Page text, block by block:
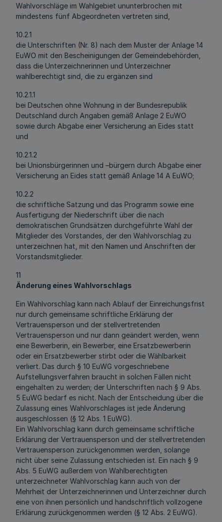
Wahlvorschläge im Wahlgebiet ununterbrochen mit
mindestens fünf Abgeordneten vertreten sind,
10.2.1
die Unterschriften (Nr. 8) nach dem Muster der Anlage 14
EuWO mit den Bescheinigungen der Gemeindebehörden,
dass die Unterzeichnerinnen und Unterzeichner
wahlberechtigt sind, die zu ergänzen sind
10.2.1.1
bei Deutschen ohne Wohnung in der Bundesrepublik
Deutschland durch Angaben gemäß Anlage 2 EuWO
sowie durch Abgabe einer Versicherung an Eides statt
und
10.2.1.2
bei Unionsbürgerinnen und –bürgern durch Abgabe einer
Versicherung an Eides statt gemäß Anlage 14 A EuWO;
10.2.2
die schriftliche Satzung und das Programm sowie eine
Ausfertigung der Niederschrift über die nach
demokratischen Grundsätzen durchgeführte Wahl der
Mitglieder des Vorstandes, der den Wahlvorschlag zu
unterzeichnen hat, mit den Namen und Anschriften der
Vorstandsmitglieder.
11
Änderung eines Wahlvorschlags
Ein Wahlvorschlag kann nach Ablauf der Einreichungsfrist
nur durch gemeinsame schriftliche Erklärung der
Vertrauensperson und der stellvertretenden
Vertrauensperson und nur dann geändert werden, wenn
eine Bewerberin, ein Bewerber, eine Ersatzbewerberin
oder ein Ersatzbewerber stirbt oder die Wählbarkeit
verliert. Das durch § 10 EuWG vorgeschriebene
Aufstellungsverfahren braucht in solchen Fällen nicht
eingehalten zu werden; der Unterschriften nach § 9 Abs.
5 EuWG bedarf es nicht. Nach der Entscheidung über die
Zulassung eines Wahlvorschlages ist jede Änderung
ausgeschlossen (§ 12 Abs. 1 EuWG).
Ein Wahlvorschlag kann durch gemeinsame schriftliche
Erklärung der Vertrauensperson und der stellvertretenden
Vertrauensperson zurückgenommen werden, solange
nicht über seine Zulassung entschieden ist. Ein nach § 9
Abs. 5 EuWG außerdem von Wahlberechtigten
unterzeichneter Wahlvorschlag kann auch von der
Mehrheit der Unterzeichnerinnen und Unterzeichner durch
eine von ihnen persönlich und handschriftlich vollzogene
Erklärung zurückgenommen werden (§ 12 Abs. 2 EuWG).